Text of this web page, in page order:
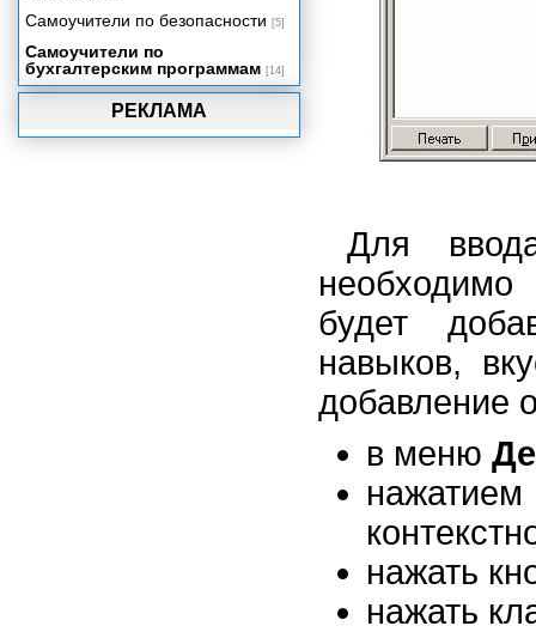
Для
будет
навыков,
добавление
в меню
нажать
нажать
РЕКЛАМА
Самоучители по безопасности [5]
Самоучители по
бухгалтерским программам [14]